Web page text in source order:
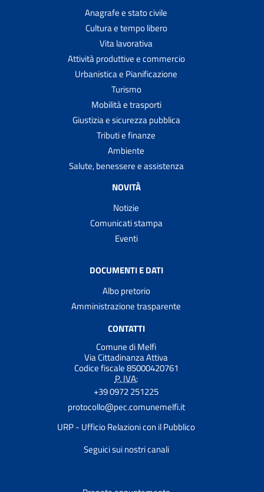
Anagrafe e stato civile
Cultura e tempo libero
Vita lavorativa
Attività produttive e commercio
Urbanistica e Pianificazione
Turismo
Mobilità e trasporti
Giustizia e sicurezza pubblica
Tributi e finanze
Ambiente
Salute, benessere e assistenza
NOVITÀ
Notizie
Comunicati stampa
Eventi
DOCUMENTI E DATI
Albo pretorio
Amministrazione trasparente
CONTATTI
Comune di Melfi
Via Cittadinanza Attiva
Codice fiscale 85000420761
P. IVA:
+39 0972 251225
protocollo@pec.comunemelfi.it
URP - Ufficio Relazioni con il Pubblico
Seguici sui nostri canali